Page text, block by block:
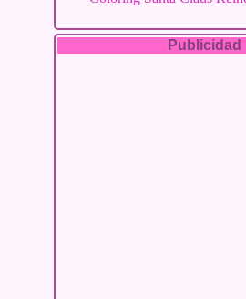
Publicidad